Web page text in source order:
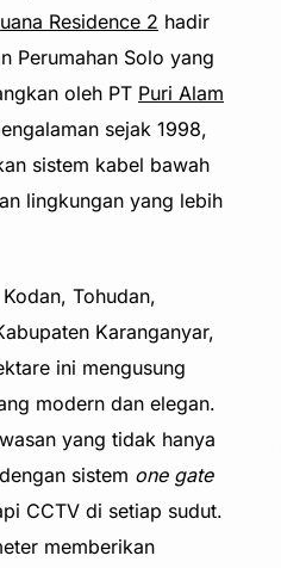
Residence 2 hadir
Perumahan Solo yang
oleh PT Puri Alam
sejak 1998,
sistem kabel bawah
lingkungan yang lebih
Tohudan,
Karanganyar,
ini mengusung
modern dan elegan.
yang tidak hanya
sistem one gate
CCTV di setiap sudut.
memberikan